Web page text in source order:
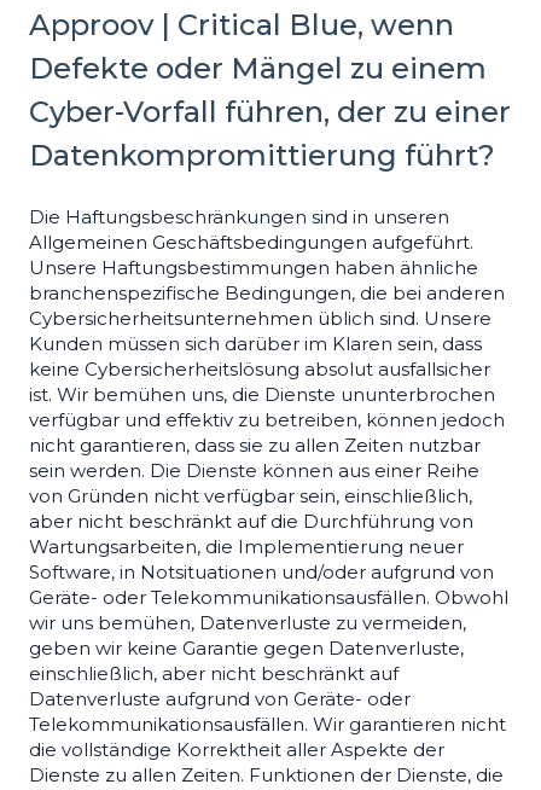
Approov | Critical Blue, wenn
Defekte oder Mängel zu einem
Cyber-Vorfall führen, der zu einer
Datenkompromittierung führt?
Die Haftungsbeschränkungen sind in unseren
Allgemeinen Geschäftsbedingungen aufgeführt.
Unsere Haftungsbestimmungen haben ähnliche
branchenspezifische Bedingungen, die bei anderen
Cybersicherheitsunternehmen üblich sind. Unsere
Kunden müssen sich darüber im Klaren sein, dass
keine Cybersicherheitslösung absolut ausfallsicher
ist. Wir bemühen uns, die Dienste ununterbrochen
verfügbar und effektiv zu betreiben, können jedoch
nicht garantieren, dass sie zu allen Zeiten nutzbar
sein werden. Die Dienste können aus einer Reihe
von Gründen nicht verfügbar sein, einschließlich,
aber nicht beschränkt auf die Durchführung von
Wartungsarbeiten, die Implementierung neuer
Software, in Notsituationen und/oder aufgrund von
Geräte- oder Telekommunikationsausfällen. Obwohl
wir uns bemühen, Datenverluste zu vermeiden,
geben wir keine Garantie gegen Datenverluste,
einschließlich, aber nicht beschränkt auf
Datenverluste aufgrund von Geräte- oder
Telekommunikationsausfällen. Wir garantieren nicht
die vollständige Korrektheit aller Aspekte der
Dienste zu allen Zeiten. Funktionen der Dienste, die